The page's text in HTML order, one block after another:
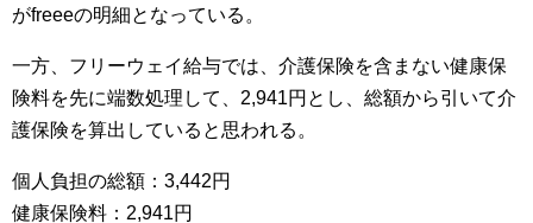
がfreeeの明細となっている。
一方、フリーウェイ給与では、介護保険を含まない健康保
険料を先に端数処理して、2,941円とし、総額から引いて介
護保険を算出していると思われる。
個人負担の総額：3,442円
健康保険料：2,941円